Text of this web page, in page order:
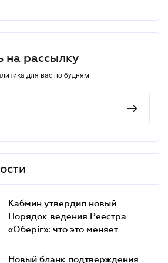
на рассылку
для вас по будням
Кабмин утвердил новый
Порядок ведения Реестра
«Оберіг»: что это меняет
Новый бланк подтверждения